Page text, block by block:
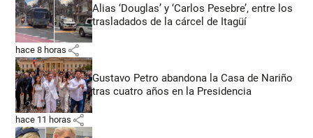
Alias ‘Douglas’ y ‘Carlos Pesebre’, entre los
trasladados de la cárcel de Itagüí
hace 8 horas share
Gustavo Petro abandona la Casa de Nariño
tras cuatro años en la Presidencia
hace 11 horas share